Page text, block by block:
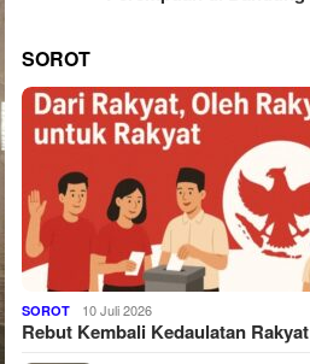
SOROT
SOROT 10 Juli 2026
Rebut Kembali Kedaulatan Rakyat